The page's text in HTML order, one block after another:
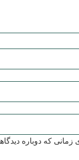
زمانی که دوباره